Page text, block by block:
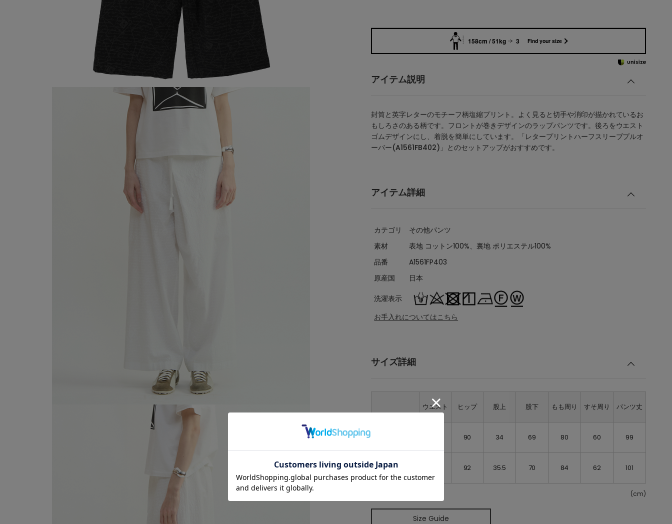
158cm / 51kg 3 Find your size
アイテム説明
封筒と英字レターのモチーフ柄塩縮プリント。よく見ると切手や消印が描かれているお
もしろさのある柄です。フロントが巻きデザインのラップパンツです。後ろをウエスト
ゴムデザインにし、着脱を簡単にしています。「レタープリントハーフスリーブプルオ
ーバー(A1561FB402)」とのセットアップがおすすめです。
アイテム詳細
カテゴリ
その他パンツ
素材
表地 コットン100%、裏地 ポリエステル100%
品番
A1561FP403
原産国
日本
洗濯表示
お手入れについてはこちら
サイズ詳細
ウエスト ヒップ 股上 股下 もも周り すそ周り パンツ丈
90 34 69 80 60 99
3 92 35.5 70 84 62 101
(cm)
Size Guide